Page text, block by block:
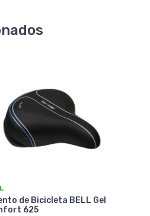
de Bicicleta BELL Gel
625